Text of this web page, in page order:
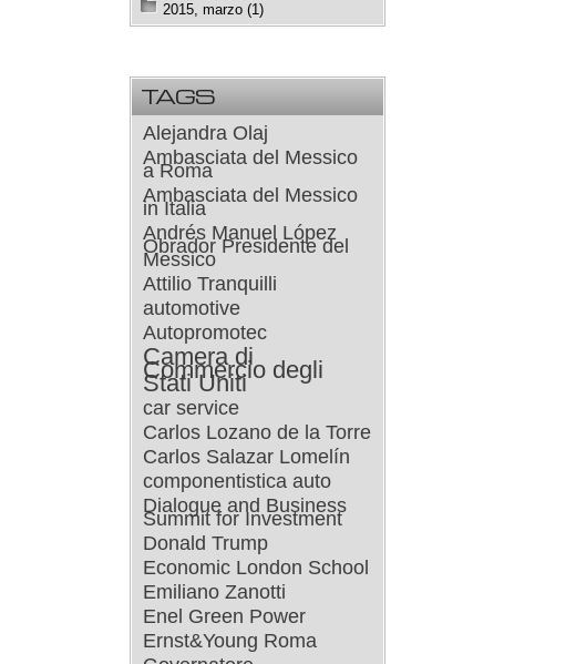
2015, marzo (1)
TAGS
Alejandra Olaj
Ambasciata del Messico
a Roma
Ambasciata del Messico
in Italia
Andrés Manuel López
Obrador Presidente del
Messico
Attilio Tranquilli
automotive
Autopromotec
Camera di
Commercio degli
Stati Uniti
car service
Carlos Lozano de la Torre
Carlos Salazar Lomelín
componentistica auto
Dialogue and Business
Summit for Investment
Donald Trump
Economic London School
Emiliano Zanotti
Enel Green Power
Ernst&Young Roma